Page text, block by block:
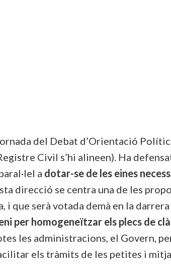
del Debat d’Orientació
Civil s’hi alineen). Ha
a dotar-se de les eines
direcció se centra una de les
que serà votada demà en la
per homogeneïtzar els plecs de
les administracions, el Govern,
els tràmits de les petites i